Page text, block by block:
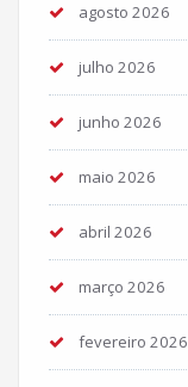
agosto 2026
julho 2026
junho 2026
maio 2026
abril 2026
março 2026
fevereiro 2026